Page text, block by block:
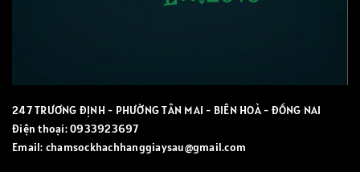
247 TRƯƠNG ĐỊNH - PHƯỜNG TÂN MAI - BIÊN HOÀ - ĐỒNG NAI
Điện thoại:0933923697
Email: chamsockhachhanggiaysau@gmail.com